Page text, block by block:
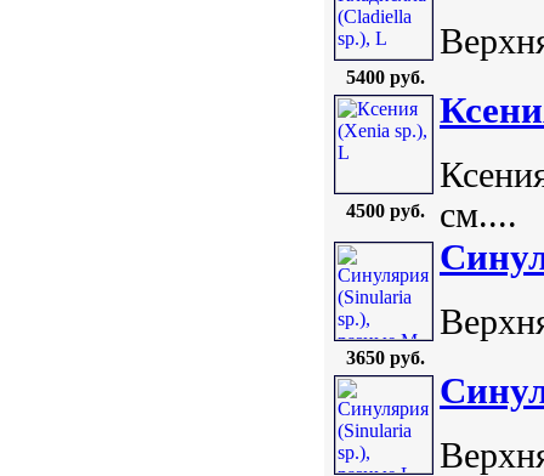
5400 руб.
4500 руб.
см....
3650 руб.